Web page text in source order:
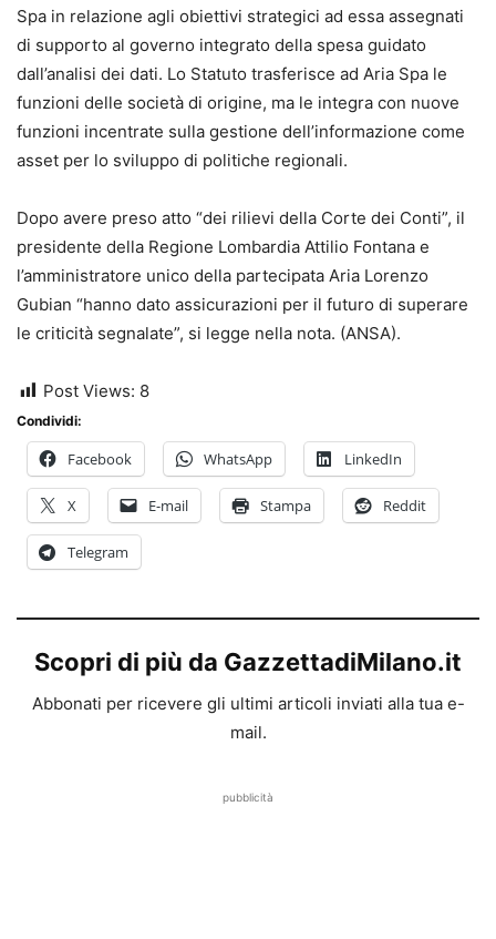
Spa in relazione agli obiettivi strategici ad essa assegnati
di supporto al governo integrato della spesa guidato
dall’analisi dei dati. Lo Statuto trasferisce ad Aria Spa le
funzioni delle società di origine, ma le integra con nuove
funzioni incentrate sulla gestione dell’informazione come
asset per lo sviluppo di politiche regionali.
Dopo avere preso atto “dei rilievi della Corte dei Conti”, il
presidente della Regione Lombardia Attilio Fontana e
l’amministratore unico della partecipata Aria Lorenzo
Gubian “hanno dato assicurazioni per il futuro di superare
le criticità segnalate”, si legge nella nota. (ANSA).
Post Views: 8
Condividi:
Facebook WhatsApp LinkedIn
X E-mail Stampa Reddit
Telegram
Scopri di più da GazzettadiMilano.it
Abbonati per ricevere gli ultimi articoli inviati alla tua e-
mail.
pubblicità